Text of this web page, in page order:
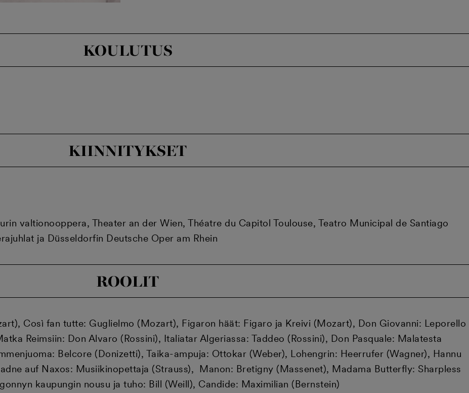
KOULUTUS
KIINNITYKSET
valtionooppera, Theater an der Wien, Théatre du Capitol Toulouse, Teatro Municipal de Santiago
ja Düsseldorfin Deutsche Oper am Rhein
ROOLIT
Così fan tutte: Guglielmo (Mozart), Figaron häät: Figaro ja Kreivi (Mozart), Don Giovanni: Leporello
Reimsiin: Don Alvaro (Rossini), Italiatar Algeriassa: Taddeo (Rossini), Don Pasquale: Malatesta
Belcore (Donizetti), Taika-ampuja: Ottokar (Weber), Lohengrin: Heerrufer (Wagner), Hannu
auf Naxos: Musiikinopettaja (Strauss), Manon: Bretigny (Massenet), Madama Butterfly: Sharpless
kaupungin nousu ja tuho: Bill (Weill), Candide: Maximilian (Bernstein)